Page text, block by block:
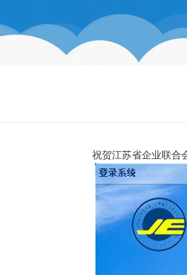
祝贺江苏省企业联合